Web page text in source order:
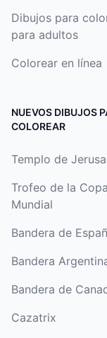
Dibujos para
para adultos
Colorear en línea
NUEVOS DIBUJOS
COLOREAR
Templo de
Trofeo de la Copa
Mundial
Bandera de
Bandera
Bandera de
Cazatrix